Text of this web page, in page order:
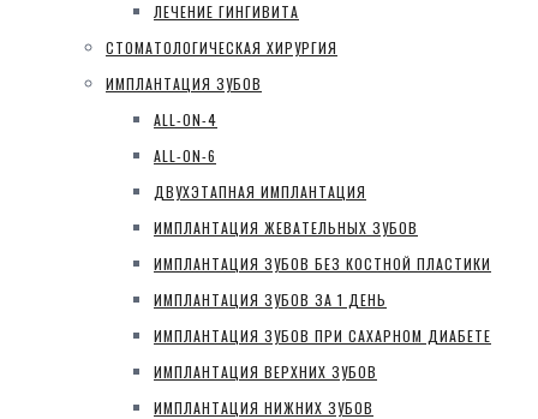
ЛЕЧЕНИЕ ГИНГИВИТА
СТОМАТОЛОГИЧЕСКАЯ ХИРУРГИЯ
ИМПЛАНТАЦИЯ ЗУБОВ
ALL-ON-4
ALL-ON-6
ДВУХЭТАПНАЯ ИМПЛАНТАЦИЯ
ИМПЛАНТАЦИЯ ЖЕВАТЕЛЬНЫХ ЗУБОВ
ИМПЛАНТАЦИЯ ЗУБОВ БЕЗ КОСТНОЙ ПЛАСТИКИ
ИМПЛАНТАЦИЯ ЗУБОВ ЗА 1 ДЕНЬ
ИМПЛАНТАЦИЯ ЗУБОВ ПРИ САХАРНОМ ДИАБЕТЕ
ИМПЛАНТАЦИЯ ВЕРХНИХ ЗУБОВ
ИМПЛАНТАЦИЯ НИЖНИХ ЗУБОВ